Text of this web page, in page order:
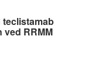
RRMM